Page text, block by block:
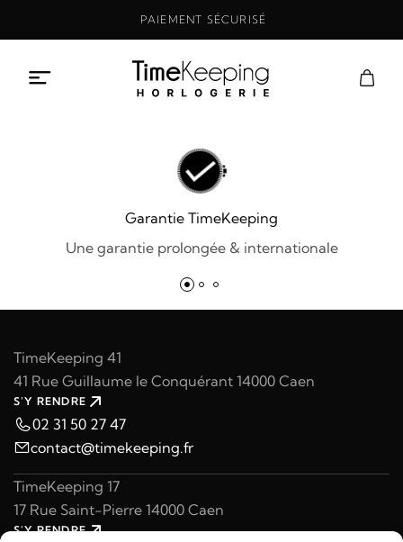
PAIEMENT SÉCURISÉ
Garantie TimeKeeping
Une garantie prolongée & internationale
TimeKeeping 41
41 Rue Guillaume le Conquérant 14000 Caen
S'Y RENDRE
02 31 50 27 47
contact@timekeeping.fr
TimeKeeping 17
17 Rue Saint-Pierre 14000 Caen
S'Y RENDRE